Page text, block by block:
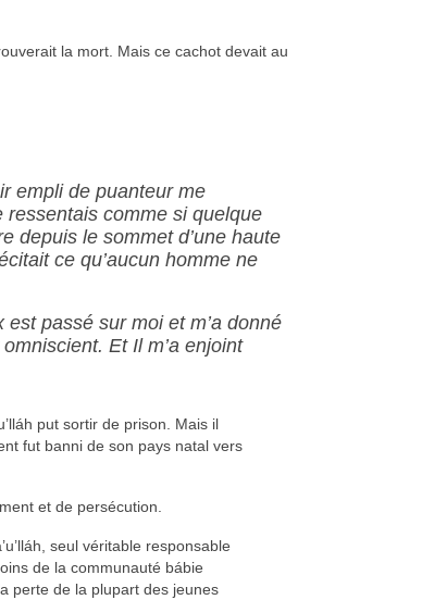
la mort. Mais ce cachot devait au
empli de puanteur me
ressentais comme si quelque
depuis le sommet d’une haute
ce qu’aucun homme ne
passé sur moi et m’a donné
Et Il m’a enjoint
put sortir de prison. Mais il
fut banni de son pays natal vers
et de persécution.
seul véritable responsable
de la communauté bábie
perte de la plupart des jeunes